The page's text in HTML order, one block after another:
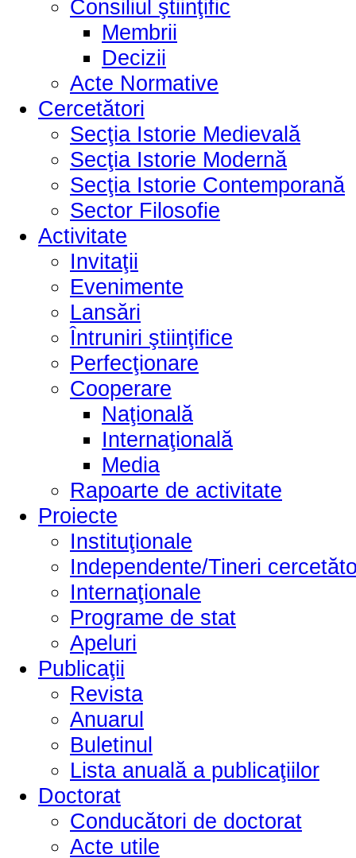
Consiliul ştiinţific
Membrii
Decizii
Acte Normative
Cercetători
Secţia Istorie Medievală
Secţia Istorie Modernă
Secţia Istorie Contemporană
Sector Filosofie
Activitate
Invitaţii
Evenimente
Lansări
Întruniri ştiinţifice
Perfecţionare
Cooperare
Naţională
Internaţională
Media
Rapoarte de activitate
Proiecte
Instituţionale
Independente/Tineri
Internaţionale
Programe de stat
Apeluri
Publicaţii
Revista
Anuarul
Buletinul
Lista anuală a publicaţiilor
Doctorat
Conducători de doctorat
Acte utile